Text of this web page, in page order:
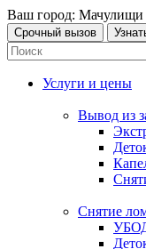
Ваш город: Мачулищи
Срочный вызов
Услуги и цены
Вывод из
Снятие